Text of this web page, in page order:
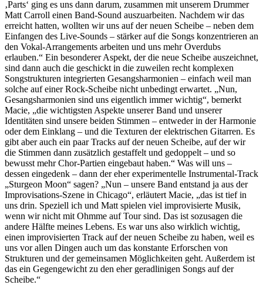
‚Parts‘ ging es uns dann darum, zusammen mit unserem Drummer
Matt Carroll einen Band-Sound auszuarbeiten. Nachdem wir das
erreicht hatten, wollten wir uns auf der neuen Scheibe – neben dem
Einfangen des Live-Sounds – stärker auf die Songs konzentrieren an
den Vokal-Arrangements arbeiten und uns mehr Overdubs
erlauben.“ Ein besonderer Aspekt, der die neue Scheibe auszeichnet,
sind dann auch die geschickt in die zuweilen recht komplexen
Songstrukturen integrierten Gesangsharmonien – einfach weil man
solche auf einer Rock-Scheibe nicht unbedingt erwartet. „Nun,
Gesangsharmonien sind uns eigentlich immer wichtig“, bemerkt
Macie, „die wichtigsten Aspekte unserer Band und unserer
Identitäten sind unsere beiden Stimmen – entweder in der Harmonie
oder dem Einklang – und die Texturen der elektrischen Gitarren. Es
gibt aber auch ein paar Tracks auf der neuen Scheibe, auf der wir
die Stimmen dann zusätzlich gestaffelt und gedoppelt – und so
bewusst mehr Chor-Partien eingebaut haben.“ Was will uns –
dessen eingedenk – dann der eher experimentelle Instrumental-Track
„Sturgeon Moon“ sagen? „Nun – unsere Band entstand ja aus der
Improvisations-Szene in Chicago“, erläutert Macie, „das ist tief in
uns drin. Speziell ich und Matt spielen viel improvisierte Musik,
wenn wir nicht mit Ohmme auf Tour sind. Das ist sozusagen die
andere Hälfte meines Lebens. Es war uns also wirklich wichtig,
einen improvisierten Track auf der neuen Scheibe zu haben, weil es
uns vor allen Dingen auch um das konstante Erforschen von
Strukturen und der gemeinsamen Möglichkeiten geht. Außerdem ist
das ein Gegengewicht zu den eher geradlinigen Songs auf der
Scheibe.“